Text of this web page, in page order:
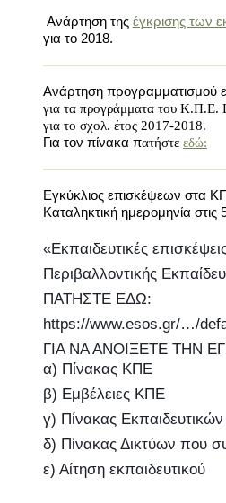
Ανάρτηση της έγκρισης των
για το 2018.
Ανάρτηση
για τα προγράμματα του Κ.Π.Ε.
για το σχολ. έτος 2017-2018.
Για τον πίνακα πατήστε εδώ:
Εγκύκλιος επισκέψεων στα
Καταληκτική ημερομηνία στις
«Εκπαιδευτικές
Περιβαλλοντικής
ΠΑΤΗΣΤΕ ΕΔΩ:
https://www.esos.gr/…/
ΓΙΑ ΝΑ ΑΝΟΙΞΕΤΕ ΤΗΝ
α) Πίνακας ΚΠΕ
β) Εμβέλειες ΚΠΕ
γ) Πίνακας
δ) Πίνακας Δικτύων που
ε) Αίτηση εκπαιδευτικού